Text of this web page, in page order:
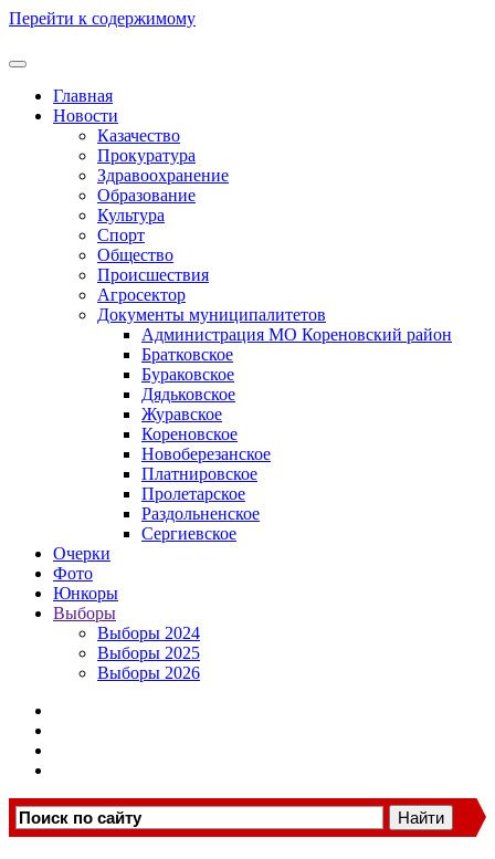
Перейти к содержимому
Главная
Новости
Казачество
Прокуратура
Здравоохранение
Образование
Культура
Спорт
Общество
Происшествия
Агросектор
Документы муниципалитетов
Администрация МО Кореновский район
Братковское
Бураковское
Дядьковское
Журавское
Кореновское
Новоберезанское
Платнировское
Пролетарское
Раздольненское
Сергиевское
Очерки
Фото
Юнкоры
Выборы
Выборы 2024
Выборы 2025
Выборы 2026